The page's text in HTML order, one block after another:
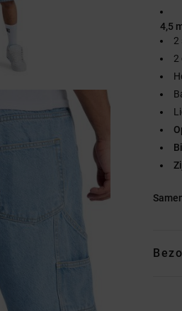
4,5
2
2